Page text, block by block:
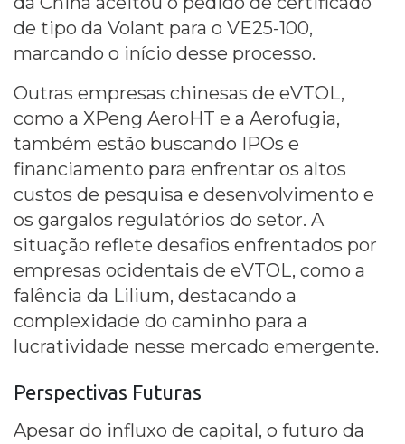
de tipo da Volant para o VE25-100,
marcando o início desse processo.
Outras empresas chinesas de eVTOL,
como a XPeng AeroHT e a Aerofugia,
também estão buscando IPOs e
financiamento para enfrentar os altos
custos de pesquisa e desenvolvimento e
os gargalos regulatórios do setor. A
situação reflete desafios enfrentados por
empresas ocidentais de eVTOL, como a
falência da Lilium, destacando a
complexidade do caminho para a
lucratividade nesse mercado emergente.
Perspectivas Futuras
Apesar do influxo de capital, o futuro da